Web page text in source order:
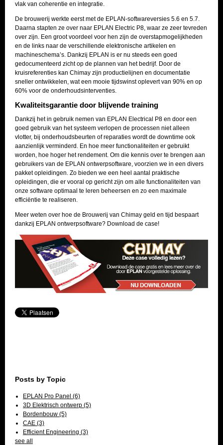
vlak van coherentie en integratie.
De brouwerij werkte eerst met de EPLAN-softwareversies 5.6 en 5.7.
Daarna stapten ze over naar EPLAN Electric P8, waar ze zeer tevreden
over zijn. Een groot voordeel voor hen zijn de overstapmogelijkheden
en de links naar de verschillende elektronische artikelen en
machineschema’s. Dankzij EPLAN is er nu steeds een goed
gedocumenteerd zicht op de plannen van het bedrijf. Door de
kruisreferenties kan Chimay zijn productielijnen en documentatie
sneller ontwikkelen, wat een mooie tijdswinst oplevert van 90% en op
60% voor de onderhoudsinterventies.
Kwaliteitsgarantie door blijvende training
Dankzij het in gebruik nemen van EPLAN Electrical P8 en door een
goed gebruik van het systeem verlopen de processen niet alleen
vlotter, bij onderhoudsbeurten of reparaties wordt de downtime ook
aanzienlijk verminderd. En hoe meer functionaliteiten er gebruikt
worden, hoe hoger het rendement. Om die kennis over te brengen aan
gebruikers van de EPLAN ontwerpsoftware, voorzien we in een divers
pakket opleidingen. Zo bieden we een heel aantal praktische
opleidingen, die er vooral op gericht zijn om alle functionaliteiten van
onze software optimaal te leren beheersen en zo een maximale
efficiëntie te realiseren.
Meer weten over hoe de Brouwerij van Chimay geld en tijd bespaart
dankzij EPLAN ontwerpsoftware? Download de case!
Posts by Topic
EPLAN Pro Panel (6)
3D Elektrisch ontwerp (5)
Bordenbouw (5)
CAE (3)
Efficient Engineering (3)
see all